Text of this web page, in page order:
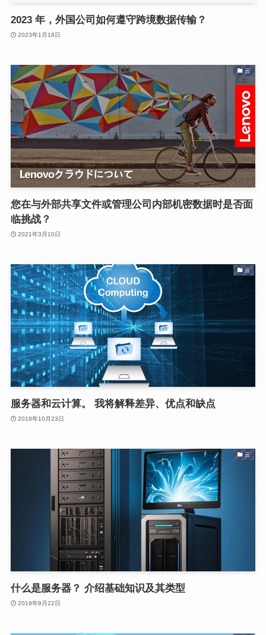
2023 年，外国公司如何遵守跨境数据传输？
2023年1月18日
云
您在与外部共享文件或管理公司内部机密数据时是否面
临挑战？
2021年3月10日
云
服务器和云计算。 我将解释差异、优点和缺点
2019年10月23日
云
什么是服务器？ 介绍基础知识及其类型
2019年9月22日